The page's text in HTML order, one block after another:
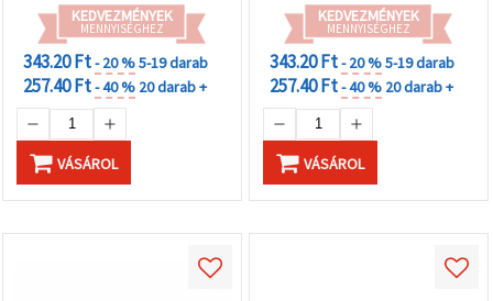
KEDVEZMÉNYEK
MENNYISÉGHEZ
343.20 Ft- 20 %5-19 darab
257.40 Ft- 40 % 20 darab +
VÁSÁROL
KEDVEZMÉNYEK
MENNYISÉGHEZ
343.20 Ft- 20 %5-19 darab
257.40 Ft- 40 % 20 darab +
VÁSÁROL